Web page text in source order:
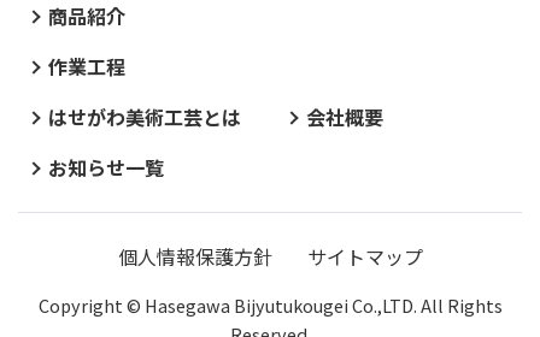
商品紹介
作業工程
はせがわ美術工芸とは
会社概要
お知らせ一覧
個人情報保護方針 サイトマップ
Copyright © Hasegawa Bijyutukougei Co.,LTD. All Rights